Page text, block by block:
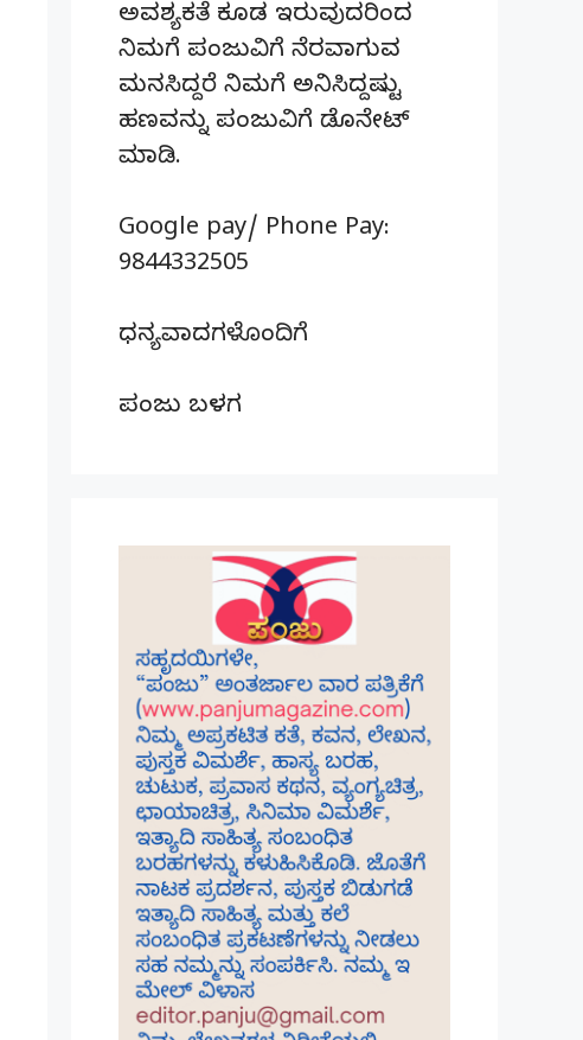
ಅವಶ್ಯಕತೆ ಕೂಡ ಇರುವುದರಿಂದ
ನಿಮಗೆ ಪಂಜುವಿಗೆ ನೆರವಾಗುವ
ಮನಸಿದ್ದರೆ ನಿಮಗೆ ಅನಿಸಿದ್ದಷ್ಟು
ಹಣವನ್ನು ಪಂಜುವಿಗೆ ಡೊನೇಟ್‌
ಮಾಡಿ.
Google pay/ Phone Pay:
9844332505
ಧನ್ಯವಾದಗಳೊಂದಿಗೆ
ಪಂಜು ಬಳಗ